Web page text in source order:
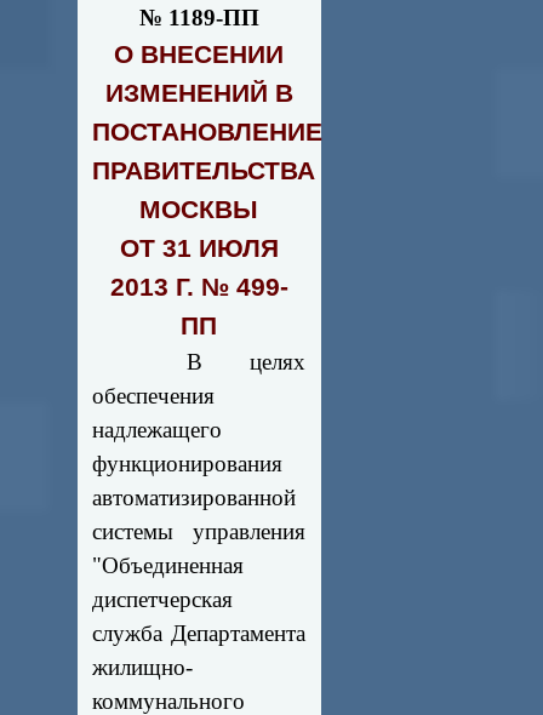
№ 1189-ПП
О ВНЕСЕНИИ
ИЗМЕНЕНИЙ В
ПОСТАНОВЛЕНИЕ
ПРАВИТЕЛЬСТВА
МОСКВЫ
ОТ 31 ИЮЛЯ
2013 Г. № 499-
ПП
В целях
обеспечения
надлежащего
функционирования
автоматизированной
системы управления
"Объединенная
диспетчерская
служба Департамента
жилищно-
коммунального